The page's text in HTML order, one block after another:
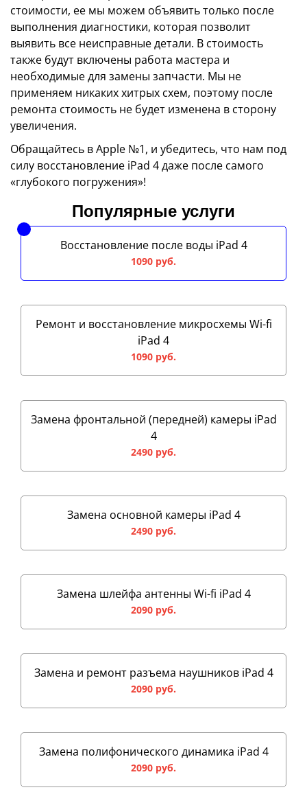
стоимости, ее мы можем объявить только после
выполнения диагностики, которая позволит
выявить все неисправные детали. В стоимость
также будут включены работа мастера и
необходимые для замены запчасти. Мы не
применяем никаких хитрых схем, поэтому после
ремонта стоимость не будет изменена в сторону
увеличения.
Обращайтесь в Apple №1, и убедитесь, что нам под
силу восстановление iPad 4 даже после самого
«глубокого погружения»!
Популярные услуги
Восстановление после воды iPad 4
1090 руб.
Ремонт и восстановление микросхемы Wi-fi
iPad 4
1090 руб.
Замена фронтальной (передней) камеры iPad
4
2490 руб.
Замена основной камеры iPad 4
2490 руб.
Замена шлейфа антенны Wi-fi iPad 4
2090 руб.
Замена и ремонт разъема наушников iPad 4
2090 руб.
Замена полифонического динамика iPad 4
2090 руб.